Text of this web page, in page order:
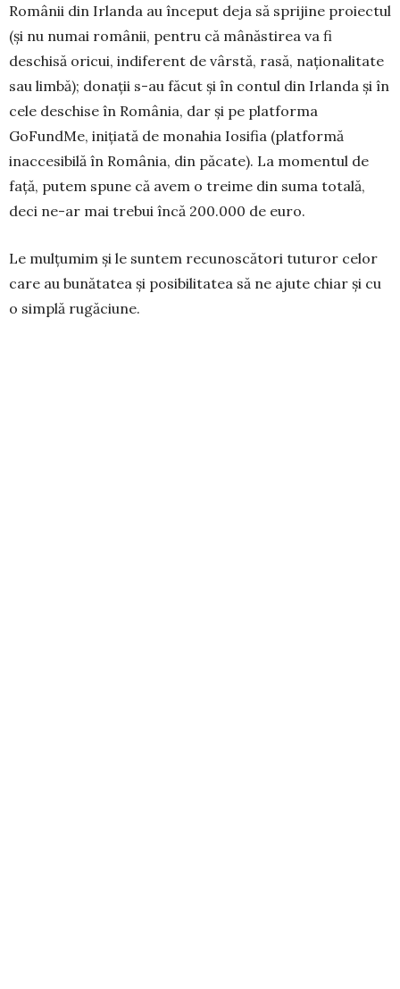
Românii din Irlanda au început deja să sprijine proiectul
(și nu numai românii, pentru că mâ­năs­tirea va fi
deschisă oricui, indiferent de vârstă, ra­să, naționalitate
sau limbă); donații s-au făcut și în contul din Irlanda și în
cele deschise în Ro­mânia, dar și pe platforma
GoFundMe, inițiată de mo­nahia Iosifia (plat­formă
inaccesibilă în România, din păcate). La momentul de
față, putem spune că avem o treime din suma totală,
deci ne-ar mai trebui încă 200.000 de euro.
Le mulțumim și le suntem recunoscători tu­turor celor
care au bunătatea și posibilitatea să ne ajute chiar și cu
o simplă rugăciune.